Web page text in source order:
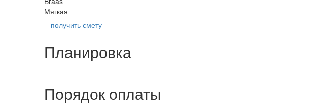
Мягкая
получить смету
Планировка
Порядок оплаты